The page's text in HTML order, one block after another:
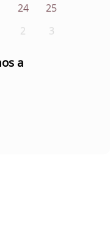
24
25
2 3
a